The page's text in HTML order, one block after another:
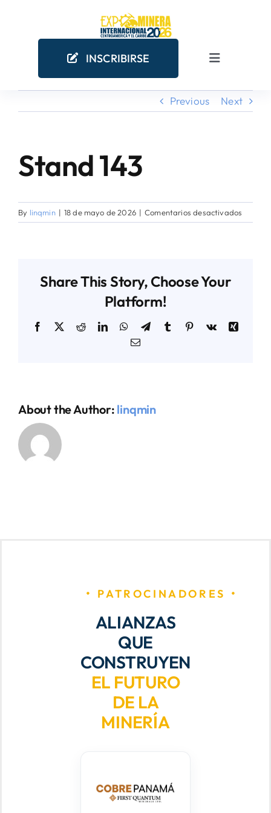
INSCRIBIRSE
Toggle
¿POR QUÉ PARTICIPAR?
AGENDA TÉCNICO-COMERCIAL
Previous Next
Stand 143
By linqmin | 18 de mayo de 2026 | Comentarios desactivados
Stand
Share This Story, Choose Your
Platform!
Facebook
X RedditLinkedInWhatsApp
TelegramTumblr Pinterest
Vk
Xing
Email
About the Author: linqmin
PATROCINADORES
ALIANZAS
QUE
CONSTRUYEN
EL FUTURO
DE LA
MINERÍA